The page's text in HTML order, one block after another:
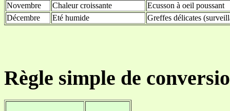
Novembre
Chaleur croissante
Ecusson à oeil poussant
Décembre
Eté humide Greffes délicates
Règle simple de